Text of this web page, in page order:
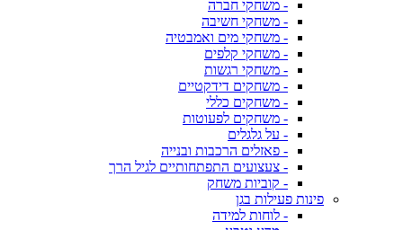
- משחקי חברה
- משחקי חשיבה
- משחקי מים ואמבטיה
- משחקי קלפים
- משחקי רגשות
- משחקים דידקטיים
- משחקים כללי
- משחקים לפעוטות
- על גלגלים
- פאזלים הרכבות ובנייה
- צעצועים התפתחותיים לגיל הרך
- קוביות משחק
פינות פעילות בגן
- לוחות למידה